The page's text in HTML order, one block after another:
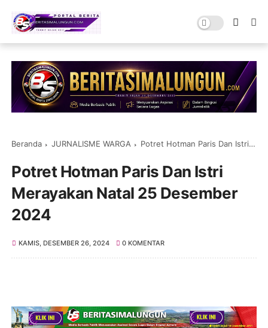
Beranda JURNALISME WARGA Potret Hotman Paris Dan Istri Merayakan Natal 25 Desember 2024
Potret Hotman Paris Dan Istri
Merayakan Natal 25 Desember
2024
KAMIS, DESEMBER 26, 2024 0 KOMENTAR